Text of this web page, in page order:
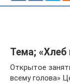
Тема; «Хлеб
Открытое
всему голова»